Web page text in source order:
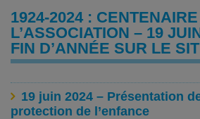
1924-2024 :
L’ASSOCIATION – 19
FIN D’ANNÉE SUR LE
19 juin 2024 – Présentation
protection de l’enfance